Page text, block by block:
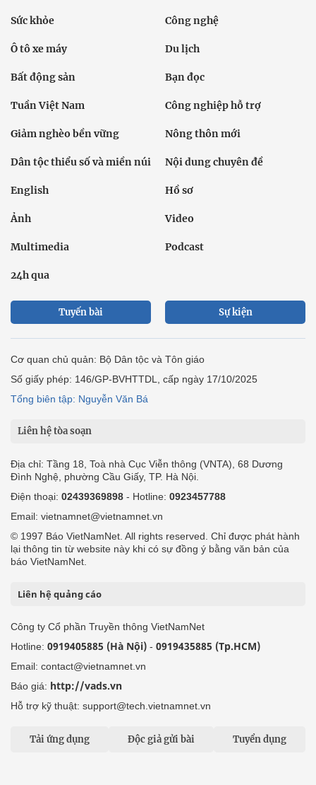
Sức khỏe Công nghệ
Ô tô xe máy Du lịch
Bất động sản Bạn đọc
Tuần Việt Nam Công nghiệp hỗ trợ
Giảm nghèo bền vững Nông thôn mới
Dân tộc thiểu số và miền núi Nội dung chuyên đề
English Hồ sơ
Ảnh Video
Multimedia Podcast
24h qua
Tuyến bài Sự kiện
Cơ quan chủ quản: Bộ Dân tộc và Tôn giáo
Số giấy phép: 146/GP-BVHTTDL, cấp ngày 17/10/2025
Tổng biên tập: Nguyễn Văn Bá
Liên hệ tòa soạn
Địa chỉ: Tầng 18, Toà nhà Cục Viễn thông (VNTA), 68 Dương
Đình Nghệ, phường Cầu Giấy, TP. Hà Nội.
Điện thoại: 02439369898 - Hotline: 0923457788
Email: vietnamnet@vietnamnet.vn
© 1997 Báo VietNamNet. All rights reserved. Chỉ được phát hành
lại thông tin từ website này khi có sự đồng ý bằng văn bản của
báo VietNamNet.
Liên hệ quảng cáo
Công ty Cổ phần Truyền thông VietNamNet
Hotline: 0919405885 (Hà Nội) - 0919435885 (Tp.HCM)
Email: contact@vietnamnet.vn
Báo giá: http://vads.vn
Hỗ trợ kỹ thuật: support@tech.vietnamnet.vn
Tải ứng dụng Độc giả gửi bài Tuyển dụng